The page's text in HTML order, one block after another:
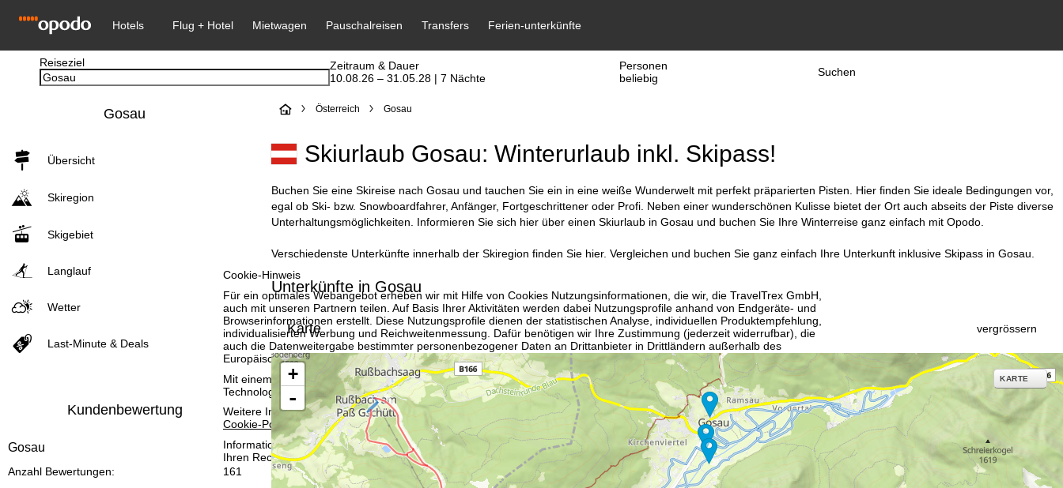
Cookie-Hinweis
Für ein optimales Webangebot erheben wir mit Hilfe von Cookies Nutzungsinformationen, die wir, die TravelTrex GmbH,
auch mit unseren Partnern teilen. Auf Basis Ihrer Aktivitäten werden dabei Nutzungsprofile anhand von Endgeräte- und
Browserinformationen erstellt. Diese Nutzungsprofile dienen der statistischen Analyse, individuellen Produktempfehlung,
individualisierten Werbung und Reichweitenmessung. Dafür benötigen wir Ihre Zustimmung (jederzeit widerrufbar), die
auch die Datenweitergabe bestimmter personenbezogener Daten an Drittanbieter in Drittländern außerhalb des
Europäischen Wirtschaftsraumes umfasst, wie Google oder Microsoft in den USA.
Mit einem Klick auf
Zustimmenakzeptieren Sie den Einsatz von nicht funktionsnotwendigen Cookies und ähnlichen
Technologien. Wenn SieAblehnenklicken, verwenden wir nur technisch und zur Vertragserfüllung notwendige Dienste.
Weitere Informationen zur Cookienutzung und die Möglichkeit zur Änderung Ihrer Einstellungen finden Sie in unserer
Cookie-Policy
Informationen zum Verantwortlichen finden Sie in unseremImpressum. Informationen zu den Verarbeitungszwecken und
Ihren Rechten finden Sie in unsererDatenschutzerklärung
Reiseziel
Zeitraum & Dauer
10.08.26 – 31.05.28 | 7 Nächte
Personen
beliebig
Suchen
Gosau
Übersicht
Skiregion
Skigebiet
Langlauf
Wetter
Last-Minute & Deals
Kundenbewertung
Gosau
161
Anzahl Bewertungen:
S
t
r
s
e
i
t
e
Österreich Gosau
Skiurlaub Gosau: Winterurlaub inkl. Skipass!
Buchen Sie eine Skireise nach Gosau und tauchen Sie ein in eine weiße Wunderwelt mit perfekt präparierten Pisten. Hier finden Sie ideale Bedingungen vor,
egal ob Ski- bzw. Snowboardfahrer, Anfänger, Fortgeschrittener oder Profi. Neben einer wunderschönen Kulisse bietet der Ort auch abseits der Piste diverse
Unterhaltungsmöglichkeiten. Informieren Sie sich hier über einen Skiurlaub in Gosau und buchen Sie Ihre Winterreise ganz einfach mit Opodo.
Verschiedenste Unterkünfte innerhalb der Skiregion finden Sie hier. Vergleichen und buchen Sie ganz einfach Ihre Unterkunft inklusive Skipass in Gosau.
Unterkünfte in Gosau
Karte vergrössern
+
-
KARTE